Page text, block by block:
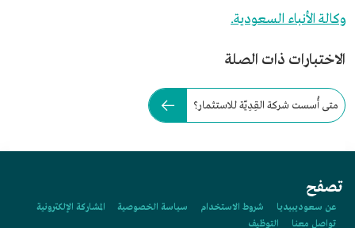
وكالة الأنباء السعودية.
الاختبارات ذات الصلة
متى أُسست شركة القِدِيّة للاستثمار؟
تصفح
عن سعوديبيديا شروط الاستخدام سياسة الخصوصية
المشاركة الإلكترونية
تواصل معنا
التوظيف